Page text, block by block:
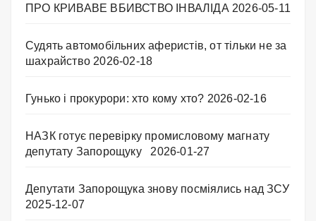
ПРО КРИВАВЕ ВБИВСТВО ІНВАЛІДА 2026-05-11
Судять автомобільних аферистів, от тільки не за
шахрайство 2026-02-18
Гунько і прокурори: хто кому хто? 2026-02-16
НАЗК готує перевірку промисловому магнату
депутату Запорощуку
2026-01-27
Депутати Запорощука знову посміялись над ЗСУ
2025-12-07